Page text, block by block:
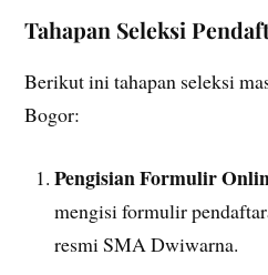
Tahapan Seleksi
Berikut ini tahapan seleksi
Bogor:
Pengisian Formulir
mengisi formulir
resmi SMA Dwiwarna.